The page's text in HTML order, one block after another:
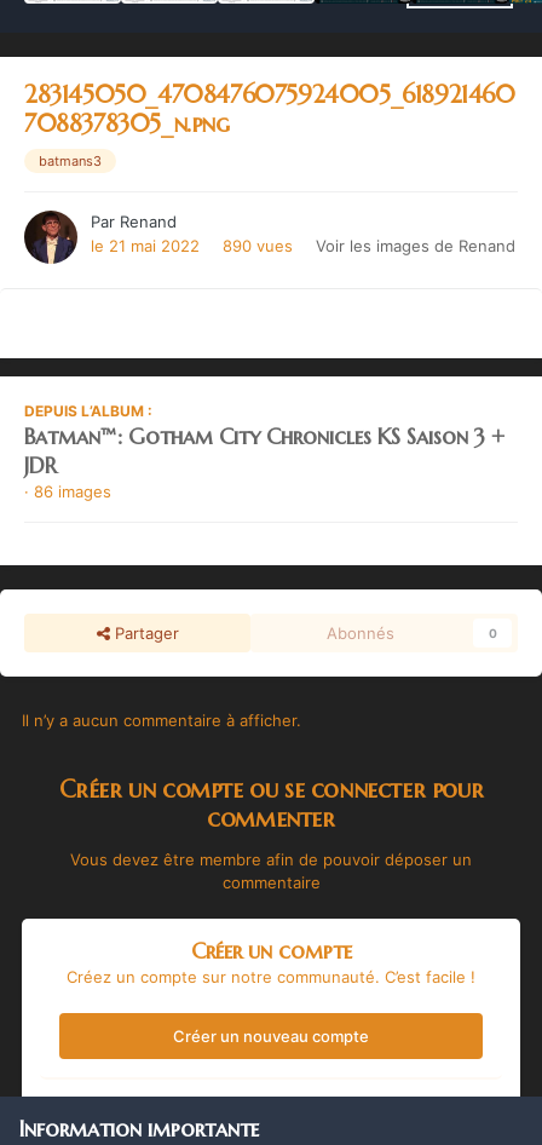
283145050_4708476075924005_618921460
7088378305_n.png
batmans3
Par Renand
le 21 mai 2022
890 vues Voir les images de Renand
DEPUIS L’ALBUM :
Batman™: Gotham City Chronicles KS Saison 3 +
JDR
· 86 images
Partager Abonnés 0
Il n’y a aucun commentaire à afficher.
Créer un compte ou se connecter pour
commenter
Vous devez être membre afin de pouvoir déposer un
commentaire
Créer un compte
Créez un compte sur notre communauté. C’est facile !
Créer un nouveau compte
Vous avez déjà un compte ? Connectez-vous ici.
Information importante